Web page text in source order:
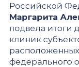
Российской
Маргарита
подвела итоги
клиник
федерального